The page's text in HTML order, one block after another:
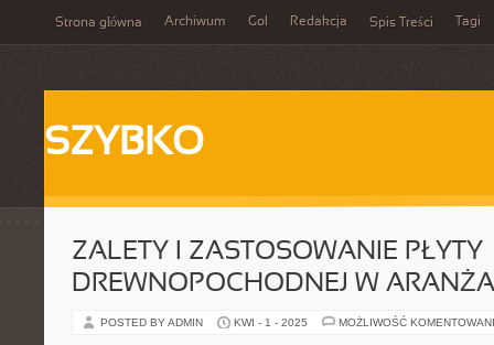
Strona główna Archiwum Gol Redakcja Spis Treści Tagi
SZYBKO
ZALETY I ZASTOSOWANIE PŁYTY
DREWNOPOCHODNEJ W
POSTED BY ADMIN KWI - 1 - 2025 MOŻLIWOŚĆ